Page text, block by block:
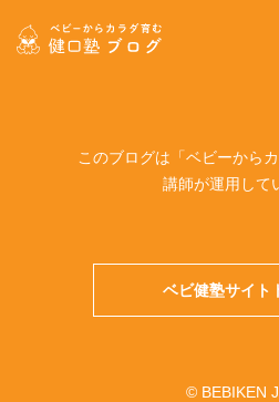
このブログは「ベビーから
講師が運用して
ベビ健塾サイト
© BEBIKEN